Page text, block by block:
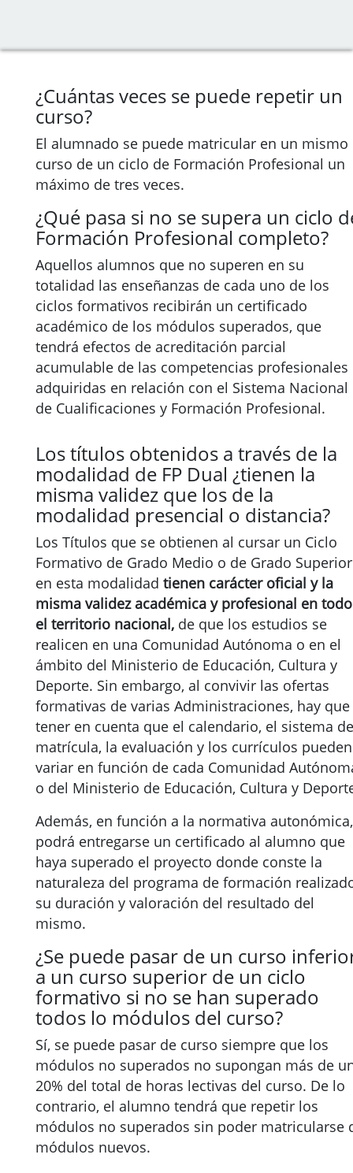
¿Cuántas veces se puede repetir un
curso?
El alumnado se puede matricular en un mismo
curso de un ciclo de Formación Profesional un
máximo de tres veces.
¿Qué pasa si no se supera un ciclo
Formación Profesional completo?
Aquellos alumnos que no superen en su
totalidad las enseñanzas de cada uno de los
ciclos formativos recibirán un certificado
académico de los módulos superados, que
tendrá efectos de acreditación parcial
acumulable de las competencias profesionales
adquiridas en relación con el Sistema Nacional
de Cualificaciones y Formación Profesional.
Los títulos obtenidos a través de la
modalidad de FP Dual ¿tienen la
misma validez que los de la
modalidad presencial o distancia?
Los Títulos que se obtienen al cursar un Ciclo
Formativo de Grado Medio o de Grado Superior
en esta modalidad tienen carácter oficial y la
misma validez académica y profesional en todo
el territorio nacional, de que los estudios se
realicen en una Comunidad Autónoma o en el
ámbito del Ministerio de Educación, Cultura y
Deporte. Sin embargo, al convivir las ofertas
formativas de varias Administraciones, hay que
tener en cuenta que el calendario, el sistema de
matrícula, la evaluación y los currículos pueden
variar en función de cada Comunidad
o del Ministerio de Educación, Cultura y
Además, en función a la normativa autonómica,
podrá entregarse un certificado al alumno que
haya superado el proyecto donde conste la
naturaleza del programa de formación
su duración y valoración del resultado del
mismo.
¿Se puede pasar de un curso
a un curso superior de un ciclo
formativo si no se han superado
todos lo módulos del curso?
Sí, se puede pasar de curso siempre que los
módulos no superados no supongan más de
20% del total de horas lectivas del curso. De lo
contrario, el alumno tendrá que repetir los
módulos no superados sin poder matricularse
módulos nuevos.